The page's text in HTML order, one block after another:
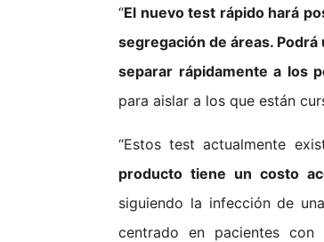
“El nuevo test rápido hará
segregación de áreas.
separar rápidamente a los
para aislar a los que están
“Estos test actualmente
producto tiene un costo
siguiendo la infección de
centrado en pacientes con